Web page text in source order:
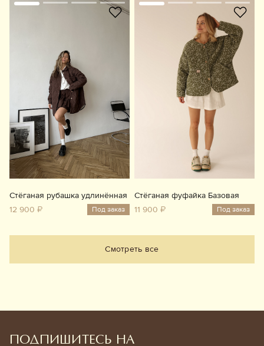
Стёганая рубашка удлинённая
12 900 ₽
Под заказ
Стёганая фуфайка Базовая
11 900 ₽
Под заказ
Смотреть все
ПОДПИШИТЕСЬ НА